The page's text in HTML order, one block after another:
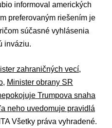
informoval amerických
preferovaným riešením je
súčasné vyhlásenia
inváziu.
zahraničných vecí,
, Minister obrany SR
Trumpova snaha
neho uvedomuje pravidlá
Všetky práva vyhradené.